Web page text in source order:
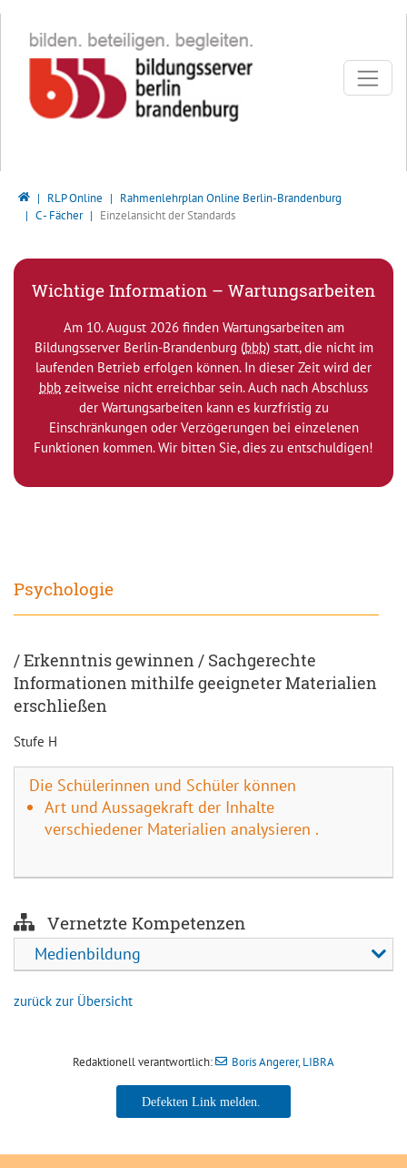
Bildungsserver Berlin - Brandenburg
RLP Online
Rahmenlehrplan Online Berlin-Brandenburg
C - Fächer
Einzelansicht der Standards
Wichtige Information – Wartungsarbeiten
Am 10. August 2026 finden Wartungsarbeiten am
Bildungsserver Berlin-Brandenburg (bbb) statt, die nicht im
laufenden Betrieb erfolgen können. In dieser Zeit wird der
bbb zeitweise nicht erreichbar sein. Auch nach Abschluss
der Wartungsarbeiten kann es kurzfristig zu
Einschränkungen oder Verzögerungen bei einzelenen
Funktionen kommen. Wir bitten Sie, dies zu entschuldigen!
Psychologie
/ Erkenntnis gewinnen / Sachgerechte
Informationen mithilfe geeigneter Materialien
erschließen
Stufe H
Die Schülerinnen und Schüler können
Art und Aussagekraft der Inhalte
verschiedener Materialien analysieren .
Vernetzte Kompetenzen
Medienbildung
zurück zur Übersicht
Redaktionell verantwortlich: Boris Angerer, LIBRA
Boris Angerer, LIBRA